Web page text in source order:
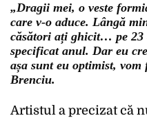
„Dragii mei, o veste
care v-o aduce. Lângă
căsători ați ghicit… pe 23
specificat anul. Dar eu
așa sunt eu optimist,
Brenciu.
Artistul a precizat că